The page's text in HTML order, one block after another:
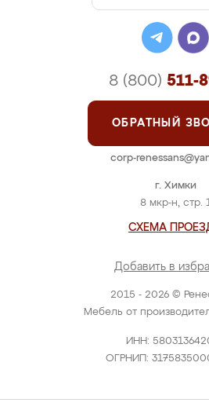
2015 - 2026 ©
Мебель от
ИНН:
ОГРНИП:
г. Химки
8 мкр-н, стр.
СХЕМА
Добавить в
8 (800) 511-
ОБРАТНЫЙ
corp-